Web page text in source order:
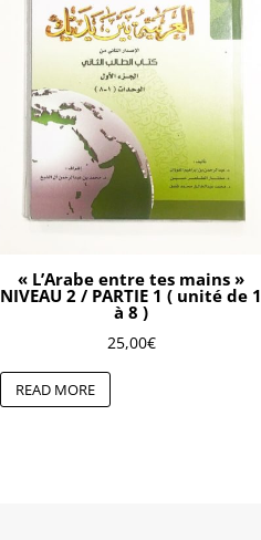
« L’Arabe entre tes mains »
NIVEAU 2 / PARTIE 1 ( unité de 1
à 8 )
25,00€
READ MORE